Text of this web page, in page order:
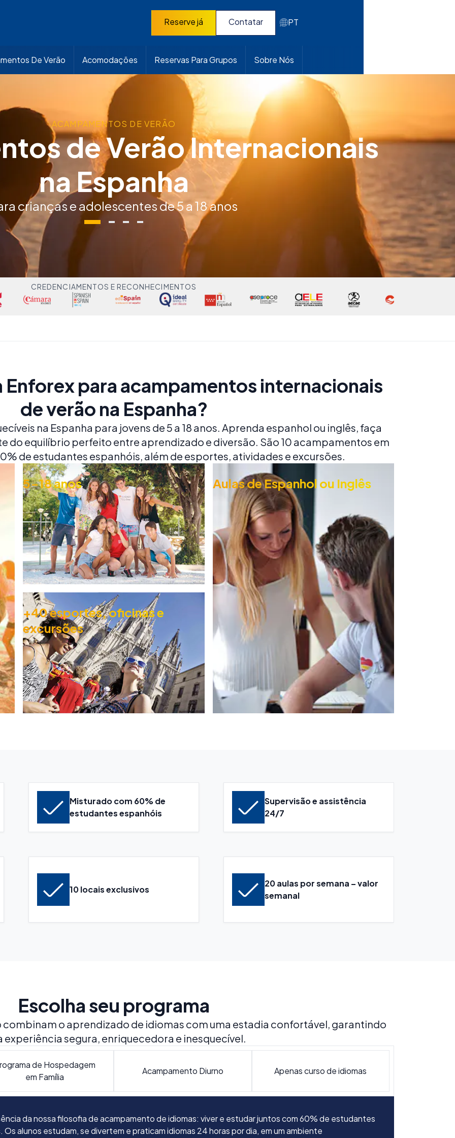
Reserve já Contatar PT
De Verão Acomodações Reservas Para Grupos Sobre Nós
e de longa duração
ACAMPAMENTOS DE VERÃO
de Verão Internacionais
na Espanha
crianças e adolescentes de 5 a 18 anos
CREDENCIAMENTOS E RECONHECIMENTOS
Enforex para acampamentos internacionais
de verão na Espanha?
na Espanha para jovens de 5 a 18 anos. Aprenda espanhol ou inglês, faça
do equilíbrio perfeito entre aprendizado e diversão. São 10 acampamentos em
de estudantes espanhóis, além de esportes, atividades e excursões.
5-18 anos Aulas de Espanhol ou Inglês
+40 esportes, oficinas e
excursões
Misturado com 60% de
estudantes espanhóis
Supervisão e assistência
24/7
10 locais exclusivos
20 aulas por semana – valor
semanal
Escolha seu programa
o aprendizado de idiomas com uma estadia confortável, garantindo
experiência segura, enriquecedora e inesquecível.
de Hospedagem
em Família
Acampamento Diurno Apenas curso de idiomas
da nossa filosofia de acampamento de idiomas: viver e estudar juntos com 60% de estudantes
alunos estudam, se divertem e praticam idiomas 24 horas por dia, em um ambiente
por ficar na casa de uma família espanhola, proporcionando uma experiência autêntica de imersão
conhecer de perto o estilo de vida local e praticar o idioma no dia a dia. Todas as famílias anfitriãs
perto ou estão viajando pela Espanha com suas famílias. Os alunos podem aproveitar aulas de
amigos internacionais durante o dia, antes de voltarem para suas famílias à noite. Segunda a
apenas para as aulas de idiomas pela manhã. Nessa opção, os participantes assistem
segunda a sexta-feira, das 9h às 12h30.